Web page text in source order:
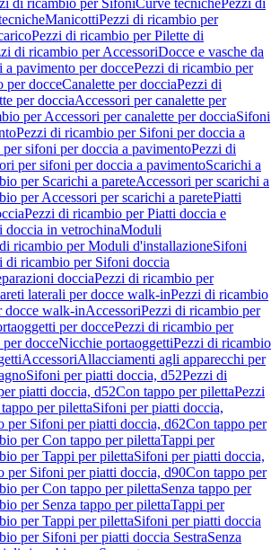
di ricambio per SifoniCurve tecnichePezzi di
ManicottiPezzi di ricambio per
Pezzi di ricambio per Pilette di
di ricambio per AccessoriDocce e vasche da
a pavimento per doccePezzi di ricambio per
per docceCanalette per docciaPezzi di
per docciaAccessori per canalette per
per Accessori per canalette per docciaSifoni
Pezzi di ricambio per Sifoni per doccia a
per sifoni per doccia a pavimentoPezzi di
per sifoni per doccia a pavimentoScarichi a
per Scarichi a pareteAccessori per scarichi a
per Accessori per scarichi a paretePiatti
Pezzi di ricambio per Piatti doccia e
doccia in vetrochinaModuli
ricambio per Moduli d'installazioneSifoni
di ricambio per Sifoni doccia
docciaPezzi di ricambio per
laterali per docce walk-inPezzi di ricambio
docce walk-inAccessoriPezzi di ricambio per
per doccePezzi di ricambio per
docceNicchie portaoggettiPezzi di ricambio
AccessoriAllacciamenti agli apparecchi per
Sifoni per piatti doccia, d52Pezzi di
piatti doccia, d52Con tappo per pilettaPezzi
per pilettaSifoni per piatti doccia,
per Sifoni per piatti doccia, d62Con tappo per
per Con tappo per pilettaTappi per
per Tappi per pilettaSifoni per piatti doccia,
per Sifoni per piatti doccia, d90Con tappo per
per Con tappo per pilettaSenza tappo per
per Senza tappo per pilettaTappi per
per Tappi per pilettaSifoni per piatti doccia
per Sifoni per piatti doccia SestraSenza